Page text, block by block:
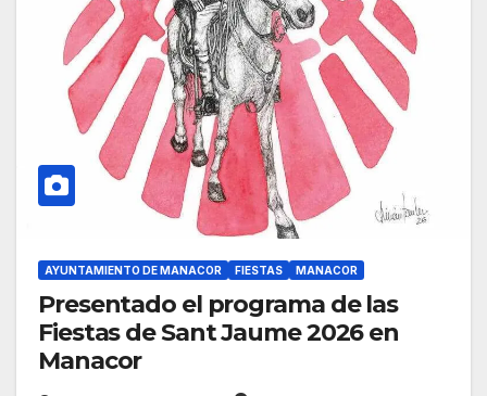
AYUNTAMIENTO DE MANACOR FIESTAS MANACOR
Presentado el programa de las
Fiestas de Sant Jaume 2026 en
Manacor